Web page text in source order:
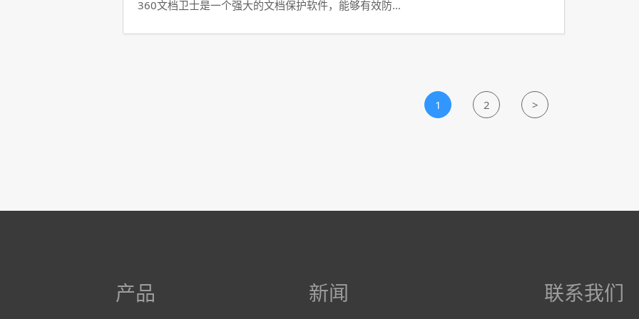
360文档卫士是一个强大的文档保护软件，能够有效防…
1 2 >
产品 新闻 联系我们